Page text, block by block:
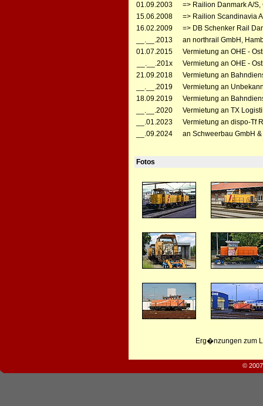
01.09.2003
=> Railion Danmark A/S,
15.06.2008
=> Railion Scandinavia
16.02.2009
=> DB Schenker Rail
__.__.2013
an northrail GmbH,
01.07.2015
Vermietung an OHE -
__.__.201x
Vermietung an OHE -
21.09.2018
Vermietung an
__.__.2019
Vermietung an
18.09.2019
Vermietung an
__.__.2020
Vermietung an TX
__.01.2023
Vermietung an dispo-Tf
__.09.2024
an Schweerbau GmbH
Fotos
Erg�nzungen zum
©